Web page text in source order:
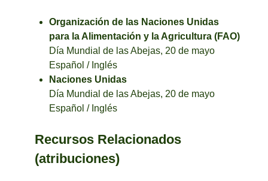
Organización de las Naciones Unidas
para la Alimentación y la Agricultura (FAO)
Día Mundial de las Abejas, 20 de mayo
Español / Inglés
Naciones Unidas
Día Mundial de las Abejas, 20 de mayo
Español / Inglés
Recursos Relacionados
(atribuciones)